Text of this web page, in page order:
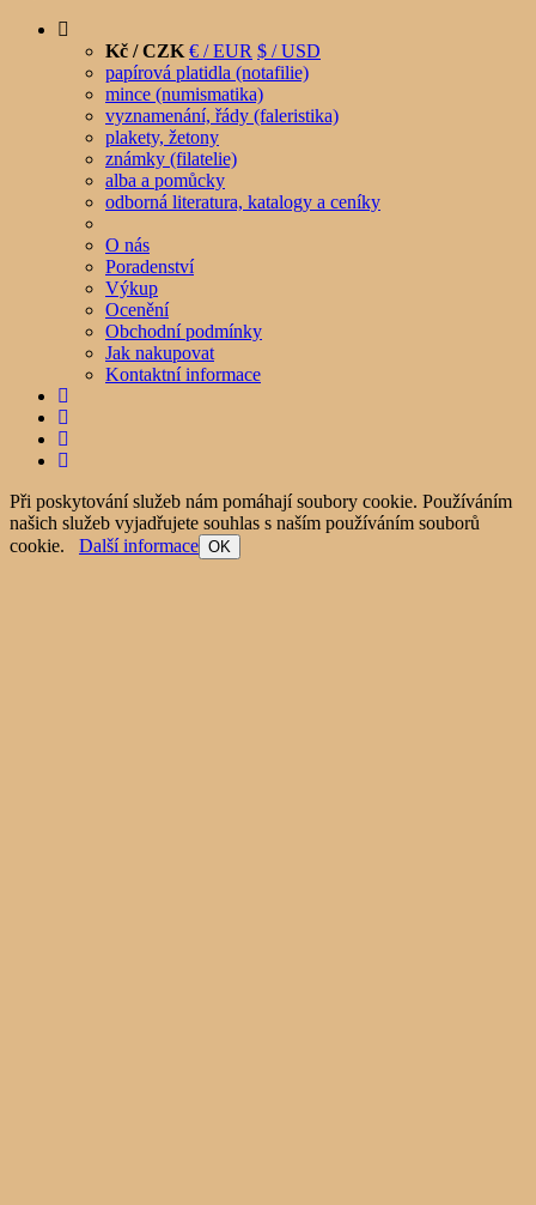
Kč / CZK € / EUR $ / USD
papírová platidla (notafilie)
mince (numismatika)
vyznamenání, řády (faleristika)
plakety, žetony
známky (filatelie)
alba a pomůcky
odborná literatura, katalogy a ceníky
O nás
Poradenství
Výkup
Ocenění
Obchodní podmínky
Jak nakupovat
Kontaktní informace
Při poskytování služeb nám pomáhají soubory cookie. Používáním
našich služeb vyjadřujete souhlas s naším používáním souborů
cookie. Další informace